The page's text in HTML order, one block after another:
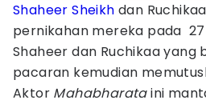
Shaheer Sheikh dan
pernikahan mereka pada
Shaheer dan Ruchikaa yang
pacaran kemudian
Aktor Mahabharataini